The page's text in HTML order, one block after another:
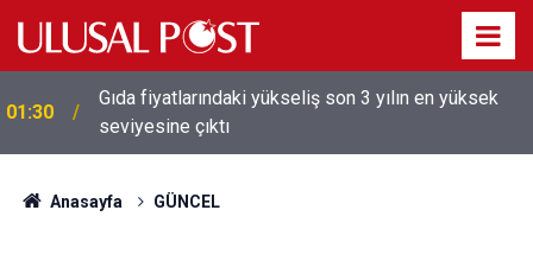
01:30
Gıda fiyatlarındaki yükseliş son 3 yılın en yüksek
seviyesine çıktı
Anasayfa GÜNCEL